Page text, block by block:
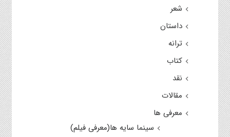
شعر
داستان
ترانه
کتاب
نقد
مقالات
معرفی ها
سینما سایه ها(معرفی فیلم)